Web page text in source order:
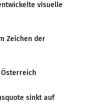
visuelle
Zeichen der
Österreich
sinkt auf